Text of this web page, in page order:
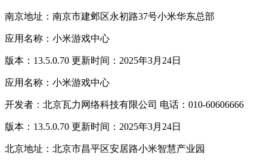
南京地址：南京市建邺区永初路37号小米华东总部
应用名称：小米游戏中心
版本：13.5.0.70 更新时间：2025年3月24日
应用名称：小米游戏中心
开发者：北京瓦力网络科技有限公司 电话：010-60606666
版本：13.5.0.70 更新时间：2025年3月24日
北京地址：北京市昌平区安居路小米智慧产业园